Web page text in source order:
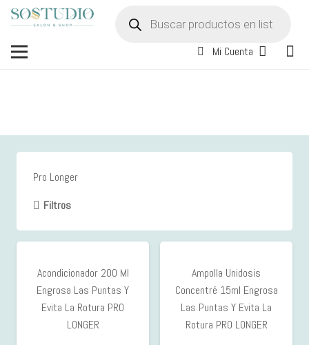
productos
Mi Cuenta
Pro Longer
Filtros
Acondicionador 200 Ml
Engrosa Las Puntas Y
Evita La Rotura PRO
LONGER
Ampolla Unidosis
Concentré 15ml Engrosa
Las Puntas Y Evita La
Rotura PRO LONGER